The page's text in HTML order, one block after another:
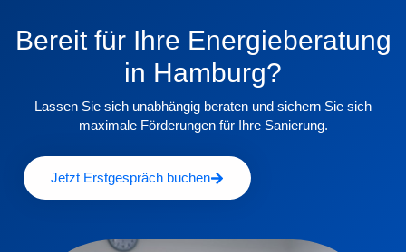
Bereit für Ihre Energieberatung
in Hamburg?
Lassen Sie sich unabhängig beraten und sichern Sie sich
maximale Förderungen für Ihre Sanierung.
Jetzt Erstgespräch buchen